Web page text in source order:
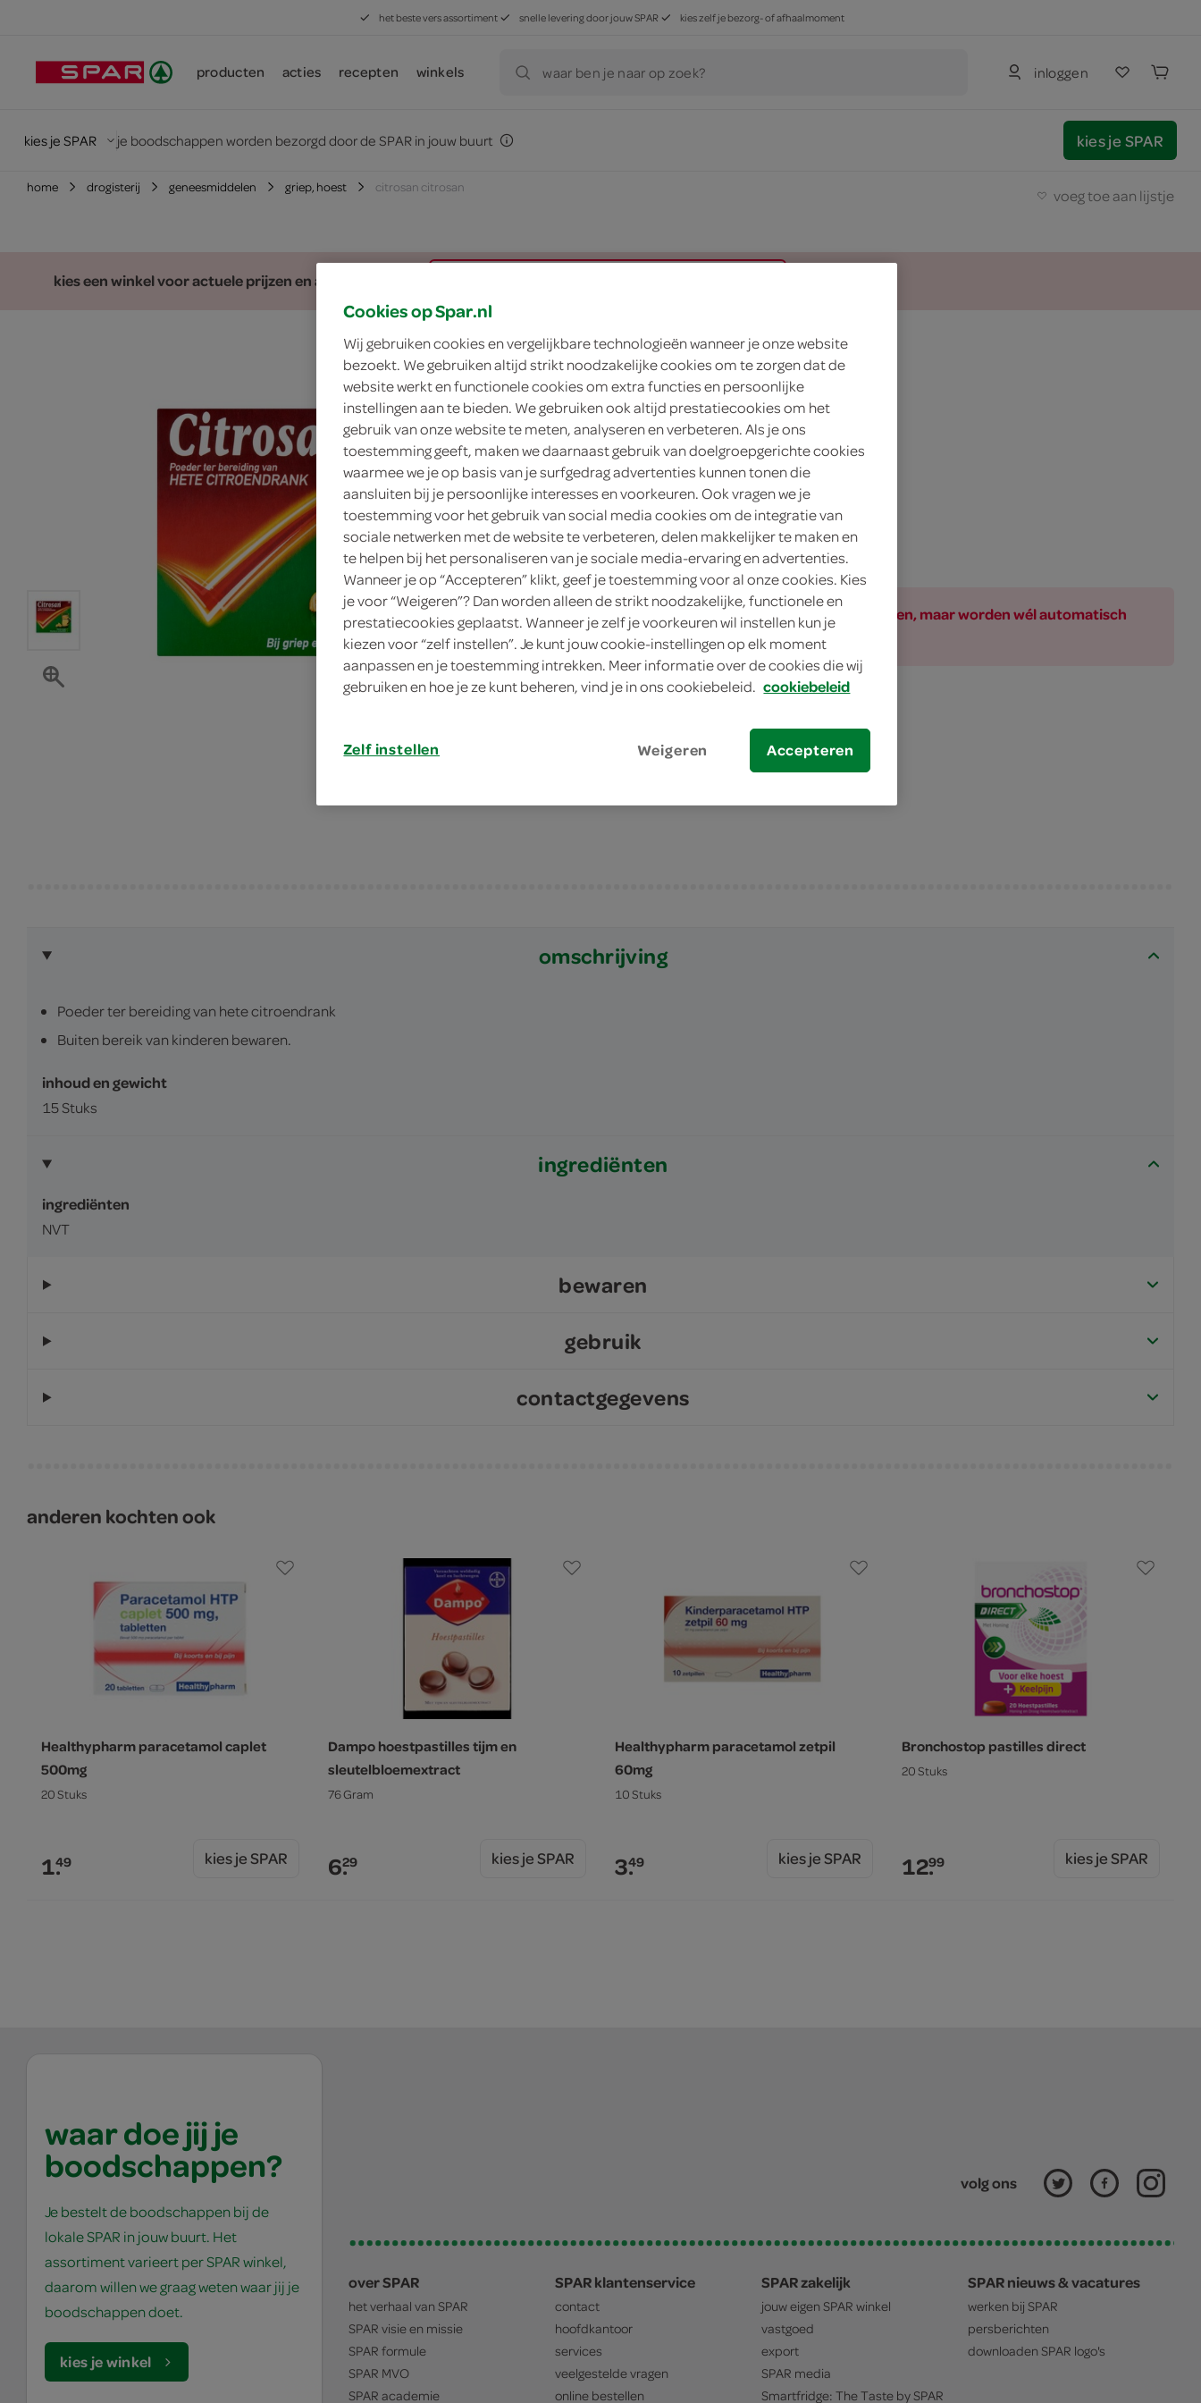
het beste vers assortiment snelle levering door jouw SPAR kies zelf je bezorg- of afhaalmoment
producten acties recepten winkels waar ben je naar op zoek? inloggen
kies je SPAR je boodschappen worden bezorgd door de SPAR in jouw buurt kies je SPAR
home drogisterij geneesmiddelen griep, hoest citrosan citrosan voeg toe aan lijstje
kies een winkel voor actuele prijzen en assortiment
Citrosan citrosan
Citrosan
15.
59
15 Stuks
in winkelmand
Let op: aanbiedingen zijn niet zichtbaar bij de producten, maar worden wél automatisch
verwerkt in de winkelmand.
omschrijving
Poeder ter bereiding van hete citroendrank
Buiten bereik van kinderen bewaren.
inhoud en gewicht
15 Stuks
ingrediënten
ingrediënten
NVT
bewaren
gebruik
contactgegevens
anderen kochten ook
Healthypharm paracetamol caplet
500mg
20 Stuks
1.49 kies je SPAR
Dampo hoestpastilles tijm en
sleutelbloemextract
76 Gram
6.29 kies je SPAR
Healthypharm paracetamol zetpil
60mg
10 Stuks
3.49 kies je SPAR
Bronchostop pastilles direct
20 Stuks
12.99 kies je SPAR
waar doe jij je
boodschappen?
Je bestelt de boodschappen bij de
lokale SPAR in jouw buurt. Het
assortiment varieert per SPAR winkel,
daarom willen we graag weten waar jij je
boodschappen doet.
kies je winkel
volg ons
over SPAR
het verhaal van SPAR
SPAR visie en missie
SPAR formule
SPAR MVO
SPAR academie
SPAR klantenservice
contact
hoofdkantoor
services
veelgestelde vragen
online bestellen
SPAR zakelijk
jouw eigen SPAR winkel
vastgoed
export
SPAR media
Smartfridge: The Taste bySPAR
SPAR nieuws & vacatures
werken bij SPAR
persberichten
downloaden SPAR logo's
Cookies op Spar.nl
Wij gebruiken cookies en vergelijkbare technologieën wanneer je onze website
bezoekt. We gebruiken altijd strikt noodzakelijke cookies om te zorgen dat de
website werkt en functionele cookies om extra functies en persoonlijke
instellingen aan te bieden. We gebruiken ook altijd prestatiecookies om het
gebruik van onze website te meten, analyseren en verbeteren. Als je ons
toestemming geeft, maken we daarnaast gebruik van doelgroepgerichte cookies
waarmee we je op basis van je surfgedrag advertenties kunnen tonen die
aansluiten bij je persoonlijke interesses en voorkeuren. Ook vragen we je
toestemming voor het gebruik van social media cookies om de integratie van
sociale netwerken met de website te verbeteren, delen makkelijker te maken en
te helpen bij het personaliseren van je sociale media-ervaring en advertenties.
Wanneer je op “Accepteren” klikt, geef je toestemming voor al onze cookies. Kies
je voor “Weigeren”? Dan worden alleen de strikt noodzakelijke, functionele en
prestatiecookies geplaatst. Wanneer je zelf je voorkeuren wil instellen kun je
kiezen voor “zelf instellen”. Je kunt jouw cookie-instellingen op elk moment
aanpassen en je toestemming intrekken. Meer informatie over de cookies die wij
gebruiken en hoe je ze kunt beheren, vind je in ons cookiebeleid. cookiebeleid
Zelf instellen Weigeren Accepteren